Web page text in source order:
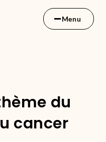
Menu
du
cancer